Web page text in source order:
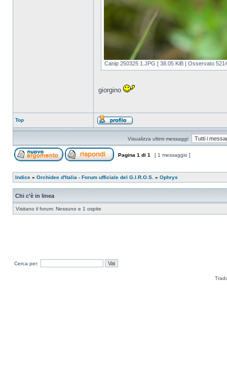
Canip 250325 1.JPG [ 38.05 KiB | Osservato
giorgino
Top
Visualizza ultimi messaggi:
Pagina 1 di 1 [ 1 messaggio ]
Indice » Orchidee d'Italia - Forum ufficiale del G.I.R.O.S. » Ophrys
Chi c’è in linea
Visitano il forum: Nessuno e 1 ospite
Cerca per: